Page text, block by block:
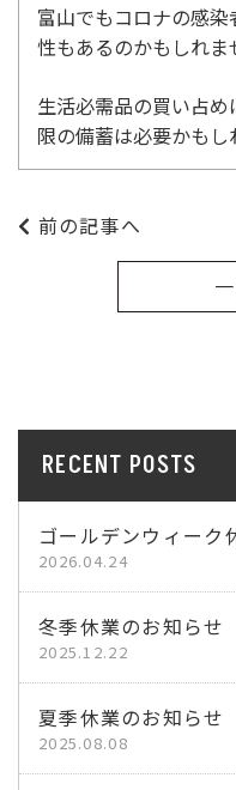
富山でもコロナの感
性もあるのかもしれま
生活必需品の買い占
限の備蓄は必要かもし
前の記事へ
RECENT POSTS
ゴールデンウィーク
2026.04.24
冬季休業のお知らせ
2025.12.22
夏季休業のお知らせ
2025.08.08